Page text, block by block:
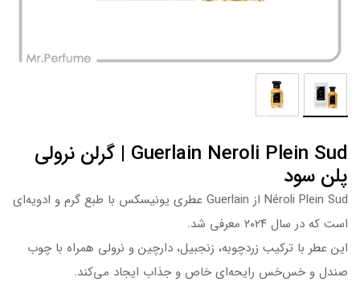
Guerlain Neroli Plein Sud | گرلن نرولی
پلن سود
Néroli Plein Sud از Guerlain عطری یونیسکس با طبع گرم و ادویه‌ای
است که در سال ۲۰۲۴ معرفی شد.
این عطر با ترکیب زردچوبه، زنجبیل، دارچین و نرولی همراه با چوب
صندل و خس‌خس رایحه‌ای خاص و جذاب ایجاد می‌کند.